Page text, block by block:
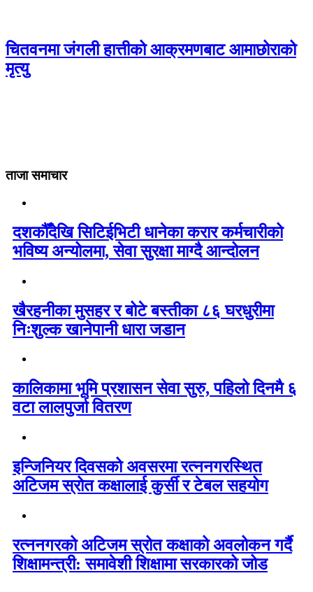
चितवनमा जंगली हात्तीको आक्रमणबाट आमाछोराको
मृत्यु
ताजा समाचार
दशकौँदेखि सिटिईभिटी धानेका करार कर्मचारीको
भविष्य अन्योलमा, सेवा सुरक्षा माग्दै आन्दोलन
खैरहनीका मुसहर र बोटे बस्तीका ८६ घरधुरीमा
निःशुल्क खानेपानी धारा जडान
कालिकामा भूमि प्रशासन सेवा सुरु, पहिलो दिनमै ६
वटा लालपुर्जा वितरण
इन्जिनियर दिवसको अवसरमा रत्ननगरस्थित
अटिजम स्रोत कक्षालाई कुर्सी र टेबल सहयोग
रत्ननगरको अटिजम स्रोत कक्षाको अवलोकन गर्दै
शिक्षामन्त्री: समावेशी शिक्षामा सरकारको जोड